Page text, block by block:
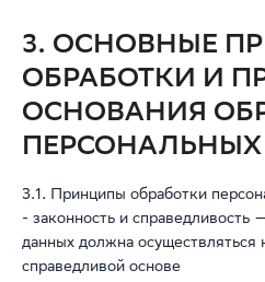
3. ОСНОВНЫЕ
ОБРАБОТКИ И
ОСНОВАНИЯ
3.1. Принципы обработки
- законность и справедливость
данных должна осуществляться
справедливой основе